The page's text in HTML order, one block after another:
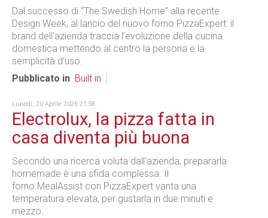
Dal successo di “The Swedish Home” alla recente
Design Week, al lancio del nuovo forno PizzaExpert: il
brand dell'azienda traccia l’evoluzione della cucina
domestica mettendo al centro la persona e la
semplicità d’uso.
Pubblicato in Built in
Lunedì, 20 Aprile 2026 21:58
Electrolux, la pizza fatta in
casa diventa più buona
Secondo una ricerca voluta dall'azienda, prepararla
homemade è una sfida complessa. Il
forno MealAssist con PizzaExpert vanta una
temperatura elevata, per gustarla in due minuti e
mezzo.